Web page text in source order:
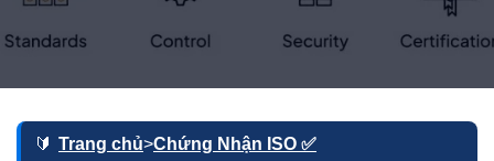
Trang chủ>Chứng Nhận ISO ✅